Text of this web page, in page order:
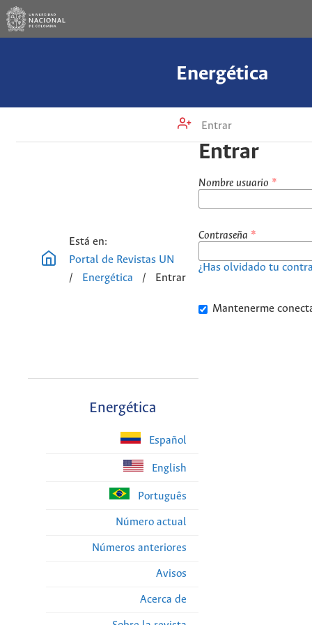
Energética
Entrar
Está en:
Portal de Revistas UN
/
Energética / Entrar
Energética
Español
English
Português
Número actual
Números anteriores
Avisos
Acerca de
Entrar
Nombre usuario *
Contraseña *
¿Has olvidado tu
Mantenerme